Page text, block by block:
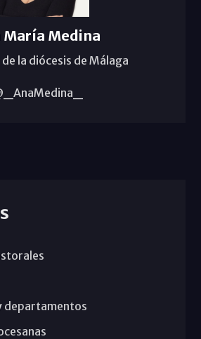
María Medina
la diócesis de Málaga
departamentos